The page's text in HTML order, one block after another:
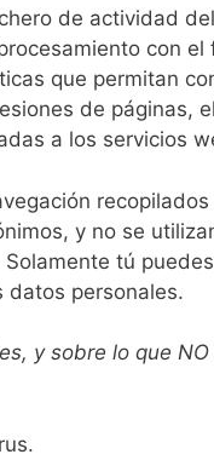
de actividad
con el
que permitan
de páginas,
a los servicios
recopilados
y no se
tú puedes
datos personales.
y sobre lo que